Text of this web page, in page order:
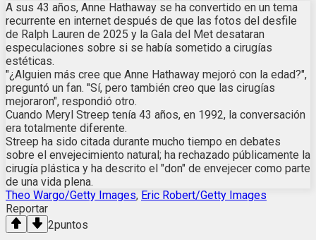
A sus 43 años, Anne Hathaway se ha convertido en un tema
recurrente en internet después de que las fotos del desfile
de Ralph Lauren de 2025 y la Gala del Met desataran
especulaciones sobre si se había sometido a cirugías
estéticas.
"¿Alguien más cree que Anne Hathaway mejoró con la edad?",
preguntó un fan. "Sí, pero también creo que las cirugías
mejoraron", respondió otro.
Cuando Meryl Streep tenía 43 años, en 1992, la conversación
era totalmente diferente.
Streep ha sido citada durante mucho tiempo en debates
sobre el envejecimiento natural; ha rechazado públicamente la
cirugía plástica y ha descrito el "don" de envejecer como parte
de una vida plena.
Theo Wargo/Getty Images, Eric Robert/Getty Images
Reportar
2puntos